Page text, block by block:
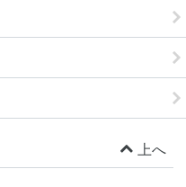
上へ